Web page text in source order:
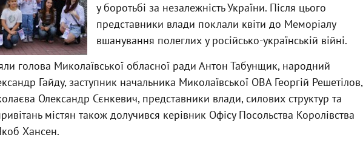
у боротьбі за незалежність України. Після цього
представники влади поклали квіти до Меморіалу
вшанування полеглих у російсько-українській війні.
голова Миколаївської обласної ради Антон Табунщик, народний
Гайду, заступник начальника Миколаївської ОВА Георгій Решетілов,
Олександр Сєнкевич, представники влади, силових структур та
містян також долучився керівник Офісу Посольства Королівства
Хансен.